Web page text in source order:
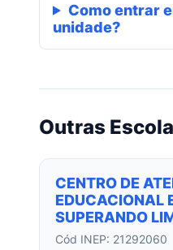
Como entrar
unidade?
Outras
CENTRO DE
EDUCACIONAL
SUPERANDO
Cód INEP: 21292060